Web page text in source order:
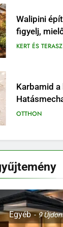
Walipini
figyelj,
KERT ÉS TERASZ
Karbamid
OTTHON
így tervezz
könnyen
KERT ÉS TERASZ
Szorbitol:
Egyéb 9